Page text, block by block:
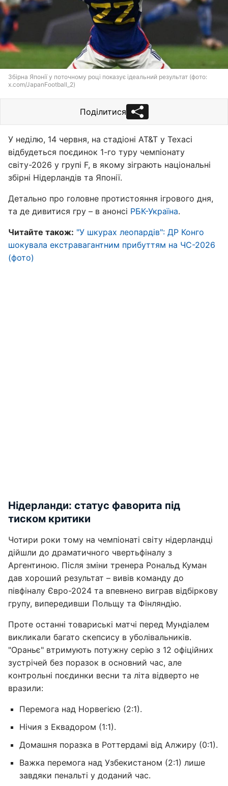
Збірна Японії у поточному році показує ідеальний результат (фото:
x.com/JapanFootball_2)
Поділитися
У неділю, 14 червня, на стадіоні AT&T у Техасі
відбудеться поєдинок 1-го туру чемпіонату
світу-2026 у групі F, в якому зіграють національні
збірні Нідерландів та Японії.
Детально про головне протистояння ігрового дня,
та де дивитися гру – в анонсі РБК-Україна.
Читайте також: "У шкурах леопардів": ДР Конго
шокувала екстравагантним прибуттям на ЧС-2026
(фото)
Нідерланди: статус фаворита під
тиском критики
Чотири роки тому на чемпіонаті світу нідерландці
дійшли до драматичного чвертьфіналу з
Аргентиною. Після зміни тренера Рональд Куман
дав хороший результат – вивів команду до
півфіналу Євро-2024 та впевнено виграв відбіркову
групу, випередивши Польщу та Фінляндію.
Проте останні товариські матчі перед Мундіалем
викликали багато скепсису в уболівальників.
"Ораньє" втримують потужну серію з 12 офіційних
зустрічей без поразок в основний час, але
контрольні поєдинки весни та літа відверто не
вразили:
Перемога над Норвегією (2:1).
Нічия з Еквадором (1:1).
Домашня поразка в Роттердамі від Алжиру (0:1).
Важка перемога над Узбекистаном (2:1) лише
завдяки пенальті у доданий час.